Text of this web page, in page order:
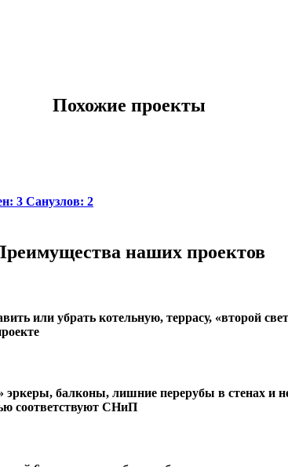
Похожие проекты
3 Санузлов: 2
наших проектов
или убрать котельную, террасу, «второй
балконы, лишние перерубы в стенах и
соответствуют СНиП